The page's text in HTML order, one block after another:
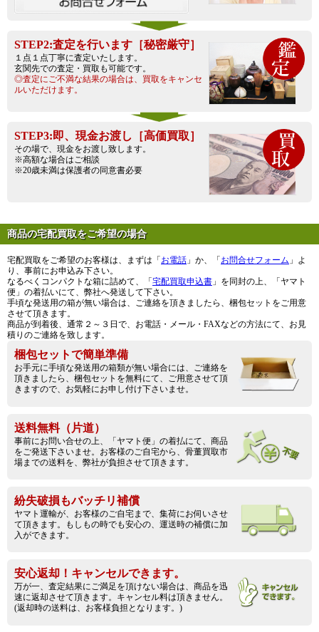
STEP2:査定を行います［秘密厳守］
１点１点丁寧に査定いたします。
玄関先での査定・買取も可能です。
◎査定にご不満な結果の場合は、買取をキャンセ
ルいただけます。
STEP3:即、現金お渡し［高価買取］
その場で、現金をお渡し致します。
※高額な場合はご相談
※20歳未満は保護者の同意書必要
商品の宅配買取をご希望の場合
宅配買取をご希望のお客様は、まずは「 お電話 」か、「 お問合せフォーム 」よ
り、事前にお申込み下さい。
なるべくコンパクトな箱に詰めて、「 宅配買取申込書 」を同封の上、「ヤマト
便」の着払いにて、弊社へ発送して下さい。
手頃な発送用の箱が無い場合は、ご連絡を頂きましたら、梱包セットをご用意
させて頂きます。
商品が到着後、通常２～３日で、お電話・メール・FAXなどの方法にて、お見
積りのご連絡を致します。
梱包セットで簡単準備
お手元に手頃な発送用の箱類が無い場合には、ご連絡を
頂きましたら、梱包セットを無料にて、ご用意させて頂
きますので、お気軽にお申し付け下さいませ。
送料無料（片道）
事前にお問い合せの上、「ヤマト便」の着払にて、商品
をご発送下さいませ。お客様のご自宅から、骨董買取市
場までの送料を、弊社が負担させて頂きます。
紛失破損もバッチリ補償
ヤマト運輸が、お客様のご自宅まで、集荷にお伺いさせ
て頂きます。もしもの時でも安心の、運送時の補償に加
入ができます。
安心返却！キャンセルできます。
万が一、査定結果にご満足を頂けない場合は、商品を迅
速に返却させて頂きます。キャンセル料は頂きません。
(返却時の送料は、お客様負担となります。)